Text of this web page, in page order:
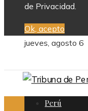
de Privacidad.
Ok, acepto
jueves, agosto 6
Perú